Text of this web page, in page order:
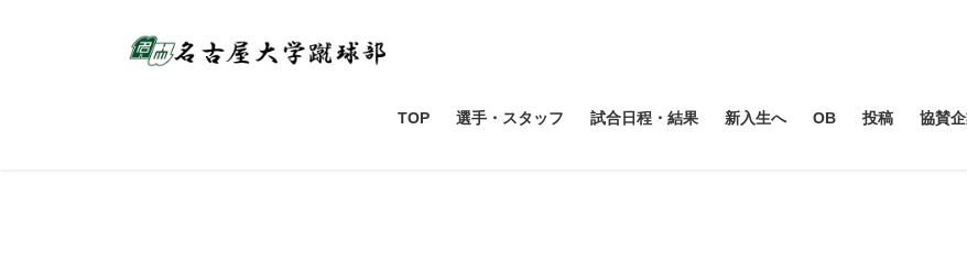
TOP 選手・スタッフ 試合日程・結果 新入生へ OB 投稿 協賛